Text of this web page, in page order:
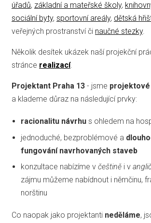
úřadů, základní a mateřské školy,
sociální byty, sportovní areály, dětská
veřejných prostranství či naučné stezky.
Několik desítek ukázek naší projekční
stránce realizací.
Projektant Praha 13 - jsme
a klademe důraz na následující prvky:
racionalitu návrhu s ohledem na
jednoduché, bezproblémové a
fungování navrhovaných staveb
konzultace nabízíme včeštině i v
zájmu můžeme nabídnout i němčinu,
norštinu
Co naopak jako projektanti neděláme,